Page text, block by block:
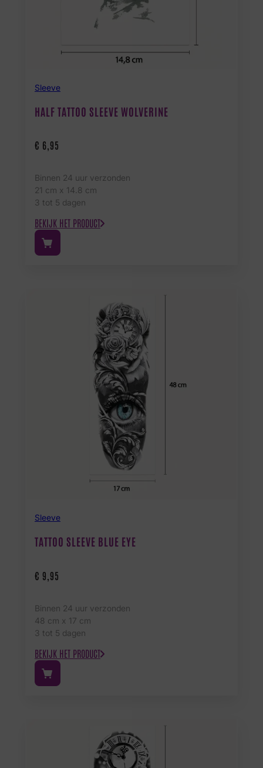
Sleeve
HALF TATTOO SLEEVE WOLVERINE
€ 6,95
Binnen 24 uur verzonden
21 cm x 14.8 cm
3 tot 5 dagen
BEKIJK HET PRODUCT
Sleeve
TATTOO SLEEVE BLUE EYE
€ 9,95
Binnen 24 uur verzonden
48 cm x 17 cm
3 tot 5 dagen
BEKIJK HET PRODUCT